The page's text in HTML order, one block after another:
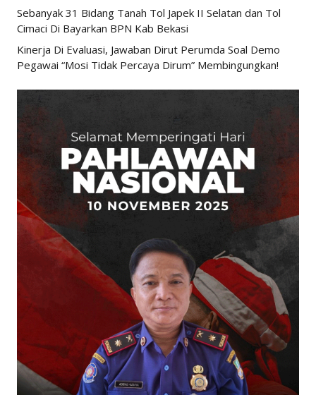
Sebanyak 31 Bidang Tanah Tol Japek II Selatan dan Tol
Cimaci Di Bayarkan BPN Kab Bekasi
Kinerja Di Evaluasi, Jawaban Dirut Perumda Soal Demo
Pegawai “Mosi Tidak Percaya Dirum” Membingungkan!